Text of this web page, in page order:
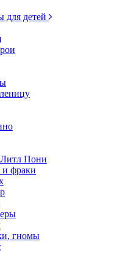
для детей
Пони
и фраки
гномы